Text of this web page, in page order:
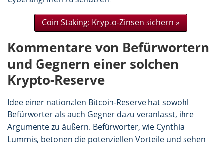
Coin Staking: Krypto-Zinsen sichern »
Kommentare von Befürwortern
und Gegnern einer solchen
Krypto-Reserve
Idee einer nationalen Bitcoin-Reserve hat sowohl
Befürworter als auch Gegner dazu veranlasst, ihre
Argumente zu äußern. Befürworter, wie Cynthia
Lummis, betonen die potenziellen Vorteile und sehen